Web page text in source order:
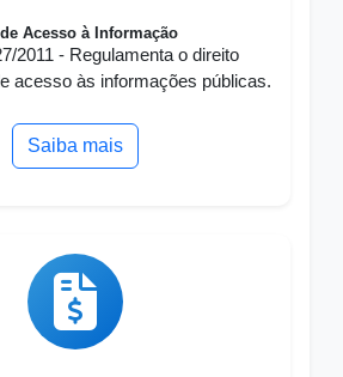
Acesso à Informação
2011 - Regulamenta o direito
acesso às informações públicas.
Saiba mais